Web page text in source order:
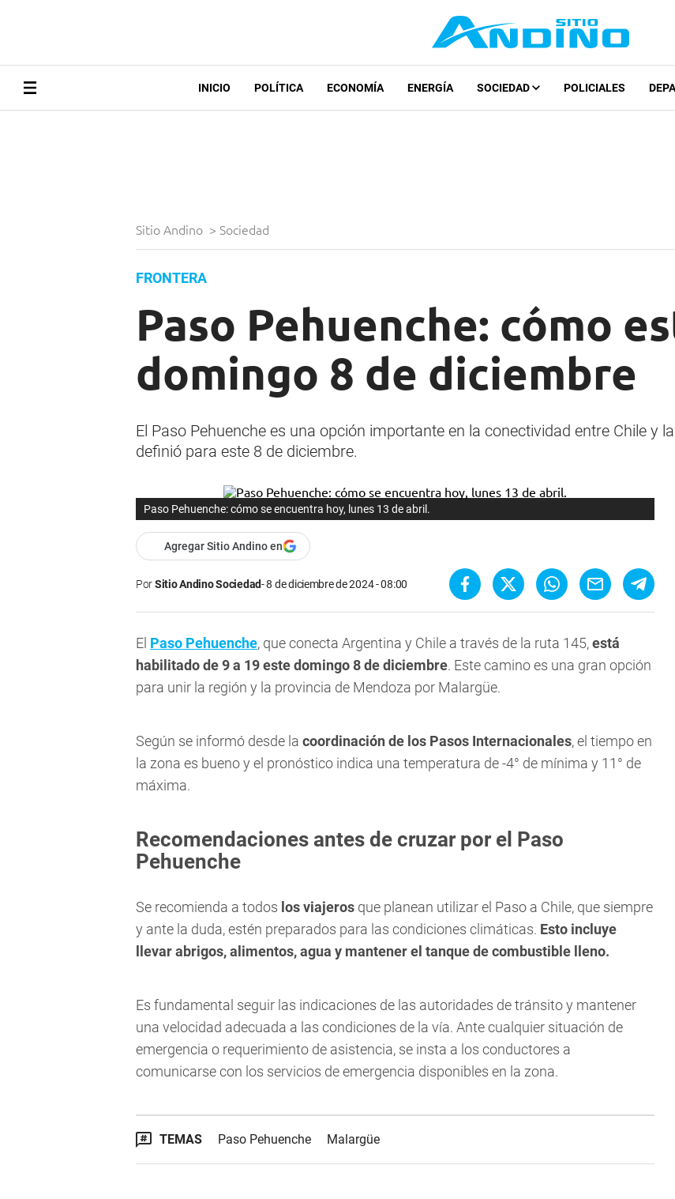
INICIO POLÍTICA ECONOMÍA ENERGÍA SOCIEDAD POLICIALES
Sitio Andino > Sociedad
FRONTERA
Paso Pehuenche: cómo
domingo 8 de diciembre
El Paso Pehuenche es una opción importante en la conectividad entre Chile y
definió para este 8 de diciembre.
Paso Pehuenche: cómo se encuentra hoy, lunes 13 de abril.
Agregar Sitio Andino en
PorSitio Andino Sociedad 8 de diciembre de 2024 - 08:00
El Paso Pehuenche, que conecta Argentina y Chile a través de la ruta 145,está
habilitado de 9 a 19 este domingo 8 de diciembre. Este camino es una gran opción
para unir la región y la provincia de Mendoza por Malargüe.
Según se informó desde la coordinación de los Pasos Internacionales, el tiempo en
la zona es bueno y el pronóstico indica una temperatura de -4° de mínima y 11° de
máxima.
Recomendaciones antes de cruzar por el Paso
Pehuenche
Se recomienda a todos los viajeros que planean utilizar el Paso a Chile, que siempre
y ante la duda, estén preparados para las condiciones climáticas. Esto incluye
llevar abrigos, alimentos, agua y mantener el tanque de combustible lleno.
Es fundamental seguir las indicaciones de las autoridades de tránsito y mantener
una velocidad adecuada a las condiciones de la vía. Ante cualquier situación de
emergencia o requerimiento de asistencia, se insta a los conductores a
comunicarse con los servicios de emergencia disponibles en la zona.
TEMAS Paso Pehuenche Malargüe